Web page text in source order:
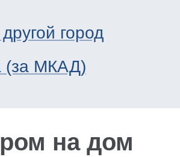
город
(за МКАД)
на дом